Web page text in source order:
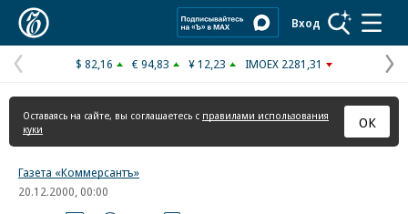
Вход
Предыдущая
страница
$ 82,16 € 94,83 ¥ 12,23 IMOEX 2281,31
Оставаясь на сайте, вы соглашаетесь с правилами использования
куки
ОК
Газета «Коммерсантъ»
20.12.2000, 00:00